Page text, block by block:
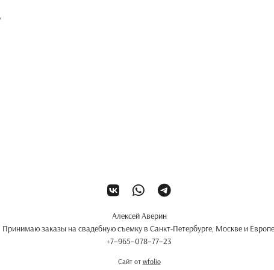
Алексей Аверин
Принимаю заказы на свадебную съемку в Санкт-Петербурге, Москве и
+7−965−078−77−23
Сайт от wfolio